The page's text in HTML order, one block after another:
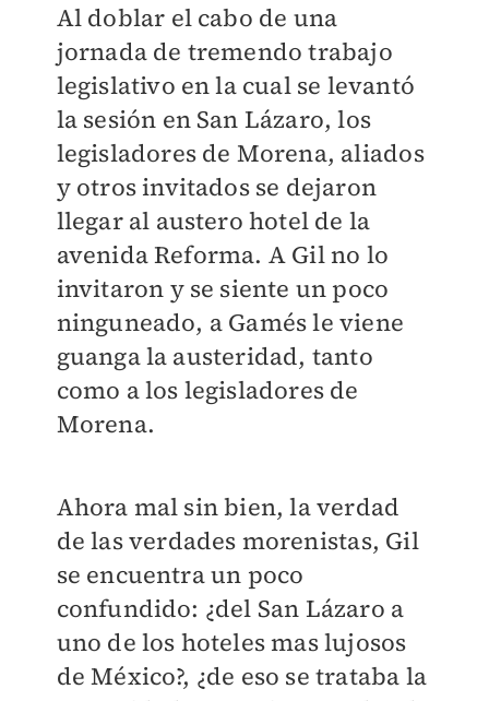
Al doblar el cabo de una
jornada de tremendo trabajo
legislativo en la cual se levantó
la sesión en San Lázaro, los
legisladores de Morena, aliados
y otros invitados se dejaron
llegar al austero hotel de la
avenida Reforma. A Gil no lo
invitaron y se siente un poco
ninguneado, a Gamés le viene
guanga la austeridad, tanto
como a los legisladores de
Morena.
Ahora mal sin bien, la verdad
de las verdades morenistas, Gil
se encuentra un poco
confundido: ¿del San Lázaro a
uno de los hoteles mas lujosos
de México?, ¿de eso se trataba la